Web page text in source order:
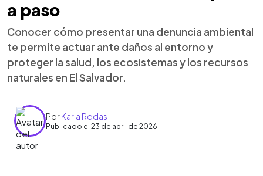
a paso
Conocer cómo presentar una denuncia ambiental
te permite actuar ante daños al entorno y
proteger la salud, los ecosistemas y los recursos
naturales en El Salvador.
PorKarla Rodas
Publicado el 23 de abril de 2026